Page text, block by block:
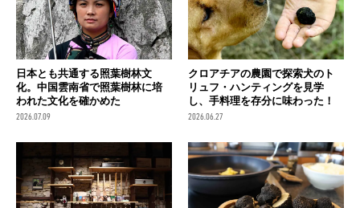
日本とも共通する照葉樹林文
化。中国雲南省で照葉樹林に培
われた文化を確かめた
2026.07.09
クロアチアの農園で探索犬のト
リュフ・ハンティングを見学
し、手料理を存分に味わった！
2026.06.27